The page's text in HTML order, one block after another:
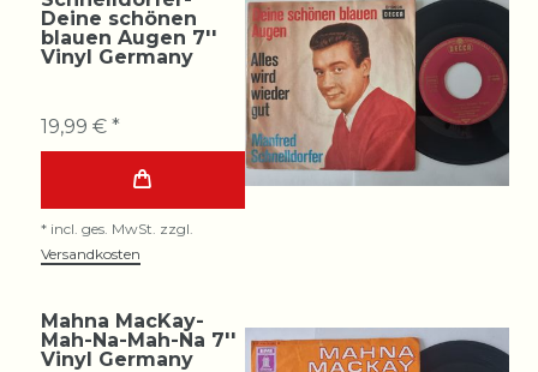
Deine schönen
blauen Augen 7''
Vinyl Germany
19,99 € *
* incl. ges. MwSt. zzgl.
Versandkosten
Mahna MacKay-
Mah-Na-Mah-Na 7''
Vinyl Germany